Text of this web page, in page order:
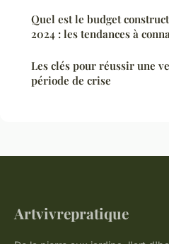
Quel est le budget
2024 : les tendances à
Les clés pour réussir une
période de crise
Artvivrepratique